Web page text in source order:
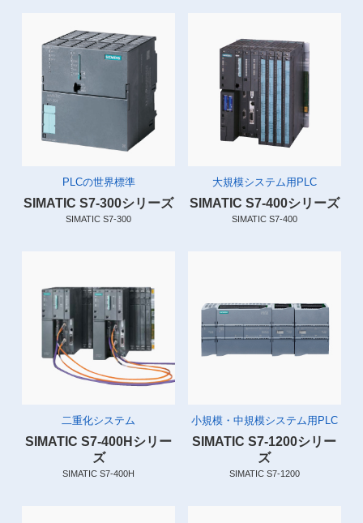
PLCの世界標準
SIMATIC S7-300シリーズ
SIMATIC S7-300
大規模システム用PLC
SIMATIC S7-400シリーズ
SIMATIC S7-400
二重化システム
SIMATIC S7-400Hシリー
ズ
SIMATIC S7-400H
小規模・中規模システム用PLC
SIMATIC S7-1200シリー
ズ
SIMATIC S7-1200